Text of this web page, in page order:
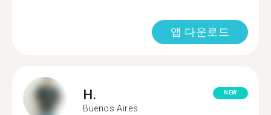
앱 다운로드
H.
Buenos Aires
NEW